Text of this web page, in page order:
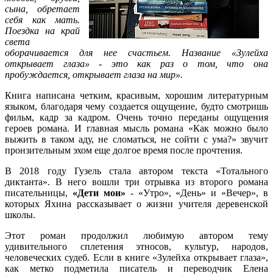
сына, обретает
себя как мать.
Поездка на край
света
оборачивается для нее счастьем. Название «Зулейха
открывает глаза» - это как раз о том, что она
пробуждается, открывает глаза на мир».
Книга написана четким, красивым, хорошим литературным
языком, благодаря чему создается ощущение, будто смотришь
фильм, кадр за кадром. Очень точно переданы ощущения
героев романа. И главная мысль романа «Как можно было
выжить в таком аду, не сломаться, не сойти с ума?» звучит
пронзительным эхом еще долгое время после прочтения.
В 2018 году Гузель стала автором текста «Тотального
диктанта». В него вошли три отрывка из второго романа
писательницы, «Дети мои» - «Утро», «День» и «Вечер», в
которых Яхина рассказывает о жизни учителя деревенской
школы.
Этот роман продолжил любимую автором тему
удивительного сплетения этносов, культур, народов,
человеческих судеб. Если в книге «Зулейха открывает глаза»,
как метко подметила писатель и переводчик Елена